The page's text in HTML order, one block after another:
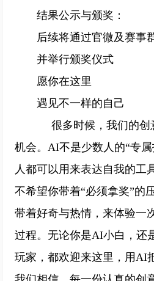
结果公示与颁奖：
后续将通过官微及赛事
并举行颁奖仪式
愿你在这里
遇见不一样的自己
很多时候，我们的创
机会。AI不是少数人的“专
人都可以用来表达自我的工
不希望你带着“必须拿奖”的
带着好奇与热情，来体验一
过程。无论你是AI小白，还
玩家，都欢迎来这里，用AI